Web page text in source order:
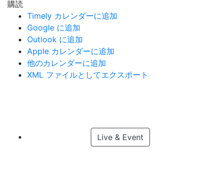
購読
Timely カレンダーに追加
Google に追加
Outlook に追加
Apple カレンダーに追加
他のカレンダーに追加
XML ファイルとしてエクスポート
Live & Event